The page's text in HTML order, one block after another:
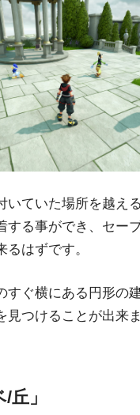
いていた場所を越え
する事ができ、セー
はずです。
すぐ横にある円形の
見つけることが出来ま
丘」